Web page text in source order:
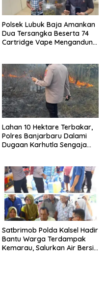
Polsek Lubuk Baja Amankan
Dua Tersangka Beserta 74
Cartridge Vape Mengandung
Lahan 10 Hektare Terbakar,
Polres Banjarbaru Dalami
Dugaan Karhutla Sengaja
Satbrimob Polda Kalsel Hadir
Bantu Warga Terdampak
Kemarau, Salurkan Air Bersih